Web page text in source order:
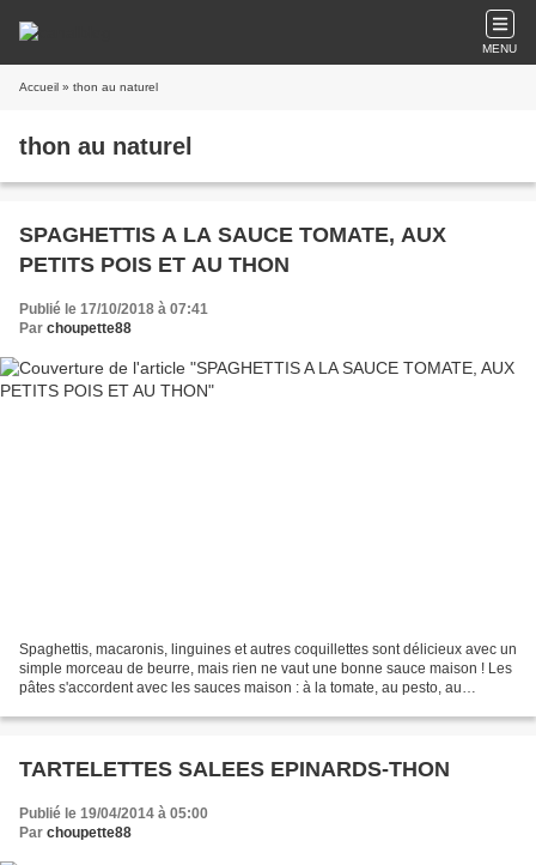
MENU
Accueil » thon au naturel
thon au naturel
SPAGHETTIS A LA SAUCE TOMATE, AUX
PETITS POIS ET AU THON
Publié le 17/10/2018 à 07:41
Par choupette88
Spaghettis, macaronis, linguines et autres coquillettes sont délicieux avec un
simple morceau de beurre, mais rien ne vaut une bonne sauce maison ! Les
pâtes s'accordent avec les sauces maison : à la tomate, au pesto, au
TARTELETTES SALEES EPINARDS-THON
Publié le 19/04/2014 à 05:00
Par choupette88